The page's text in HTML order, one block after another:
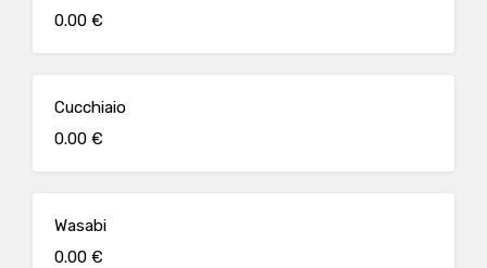
0.00 €
Cucchiaio
0.00 €
Wasabi
0.00 €